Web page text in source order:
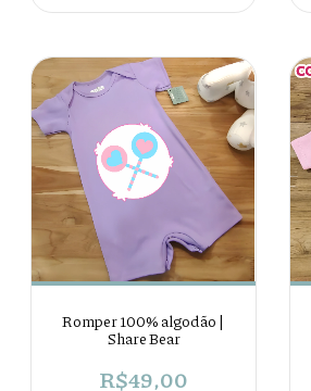
Romper 100% algodão |
Share Bear
R$49,00